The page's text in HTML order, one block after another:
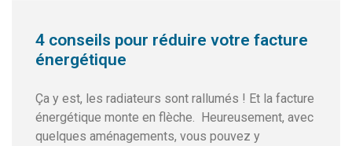
4 conseils pour réduire votre facture
énergétique
Ça y est, les radiateurs sont rallumés ! Et la facture
énergétique monte en flèche. Heureusement, avec
quelques aménagements, vous pouvez y